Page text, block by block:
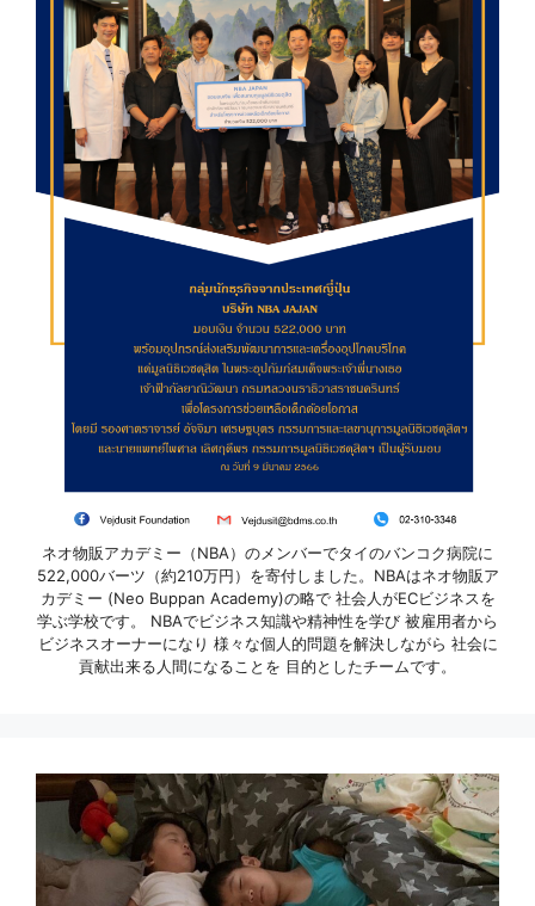
ネオ物販アカデミー（NBA）のメンバーでタイのバンコク病院に
522,000バーツ（約210万円）を寄付しました。NBAはネオ物販ア
カデミー (Neo Buppan Academy)の略で 社会人がECビジネスを
学ぶ学校です。 NBAでビジネス知識や精神性を学び 被雇用者から
ビジネスオーナーになり 様々な個人的問題を解決しながら 社会に
貢献出来る人間になることを 目的としたチームです。